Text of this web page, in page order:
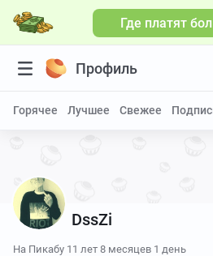
Где платят
Профиль
Горячее Лучшее Свежее
DssZi
На Пикабу 11 лет 8 месяцев 1 день